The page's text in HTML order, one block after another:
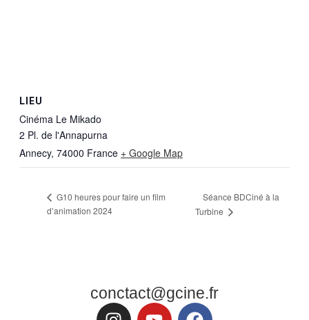
LIEU
Cinéma Le Mikado
2 Pl. de l'Annapurna
Annecy, 74000 France + Google Map
G10 heures pour faire un film
d’animation 2024
Séance BDCiné à la
Turbine
conctact@gcine.fr